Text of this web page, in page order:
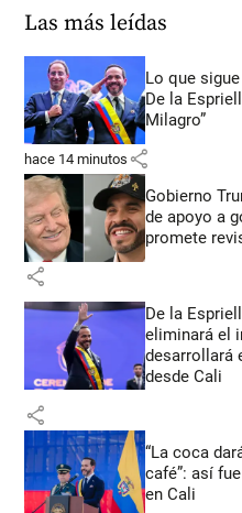
Las más leídas
Lo que
De la
Milagro”
hace 14 minutos share
Gobierno
de apoyo a
promete
share
De la
eliminará el
desarrollará
desde Cali
share
“La coca
café”: así
en Cali